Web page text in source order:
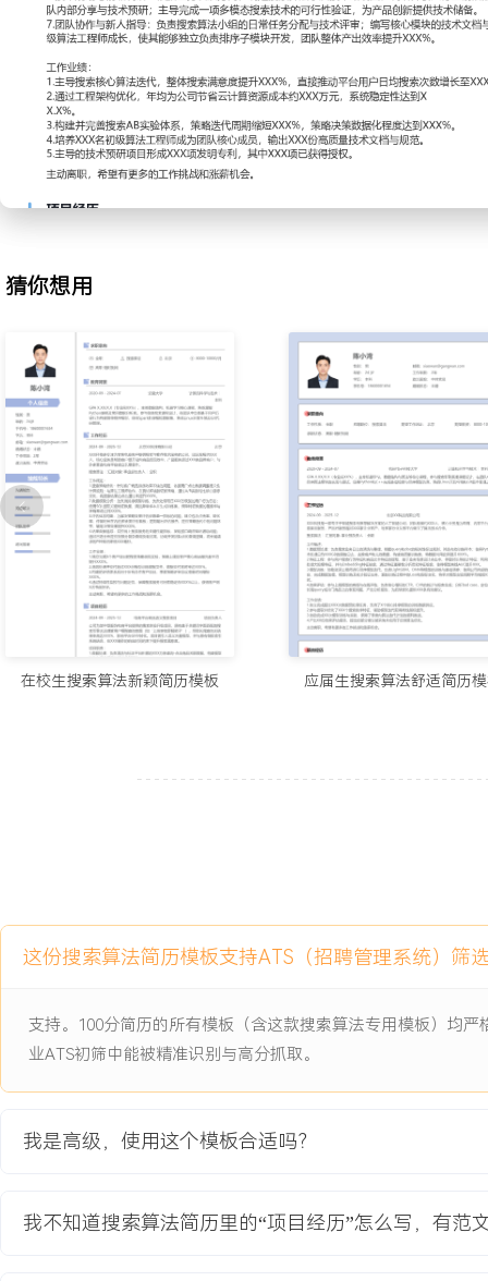
case；优化向量化模型与文本匹配策略，引入同义词扩展与实体链
融合排序机制，将核心垂类Query的召回率提升XXX%，搜索无结果
2.相关性排序：主导构建搜索相关性评估体系，制定并执行千级
标准；训练并迭代BERT深度语义匹配模型，融合点击、停留时长等
过线上AB实验持续调优，将搜索结果首条满意度提升XXX%，前三
3.模型迭代升级：为提升搜索意图理解准确率，推动传统模型向预
微调方案设计与数据构造，解决业务场景下的领域适应性问题；建
机制，保障核心指标稳定的同时，将意图识别准确率提升XXX%。
低至XXX毫秒，单位查询计算成本下降XXX%。
过科学的分流与统计验证，确保策略迭代收益可量化；主导完成超
效策略全量上线，整体搜索人均使用次数增长XXX%。
6.技术规划与前瞻调研：根据业务发展方向，制定搜索算法季度技术
行业前沿的检索与排序技术，组织团队内部分享与技术预研；主导
术的可行性验证，为产品创新提供技术储备。
7.团队协作与新人指导：负责搜索算法小组的日常任务分配与技术评
技术文档与开发规范；指导XXX名初级算法工程师成长，使其能够
发，团队整体产出效率提升XXX%。
工作业绩：
1.主导搜索核心算法迭代，整体搜索满意度提升XXX%，直接推动平
长至XXX万次。
2.通过工程架构优化，年均为公司节省云计算资源成本约XXX万元，
4.培养XXX名初级算法工程师成为团队核心成员，输出XXX份高质量
2024-09 -2025-12 跨模态内容搜索系统
片、视频内容的直接搜索需求，导致在美食、旅游等强视觉垂类用
项目目标是构建一个能同时理解文本、图像、视频内容的统一搜索
项目职责：
1.架构设计：负责跨模态搜索系统的整体技术方案设计，确定“统一
2.模型训练与优化：主导多模态表征模型的微调工作，构造百万级
业务数据进行领域适应；优化训练流程与损失函数，提升模型对平
猜你想用
在校生搜索算法新颖简历模板 应届生搜索算法舒适简历
这份搜索算法简历模板支持ATS（招聘管理系统）筛
支持。100分简历的所有模板（含这款搜索算法专用模板）均
业ATS初筛中能被精准识别与高分抓取。
我是高级，使用这个模板合适吗？
我不知道搜索算法简历里的“项目经历”怎么写，有范